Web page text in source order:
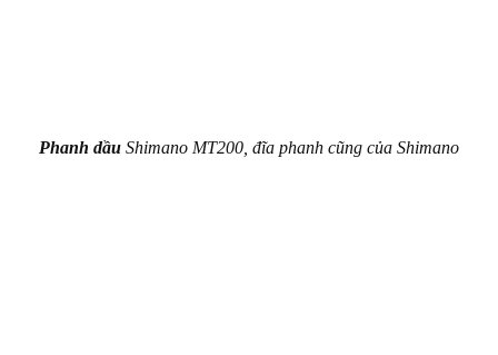
Phanh dầu Shimano MT200, đĩa phanh cũng của Shimano